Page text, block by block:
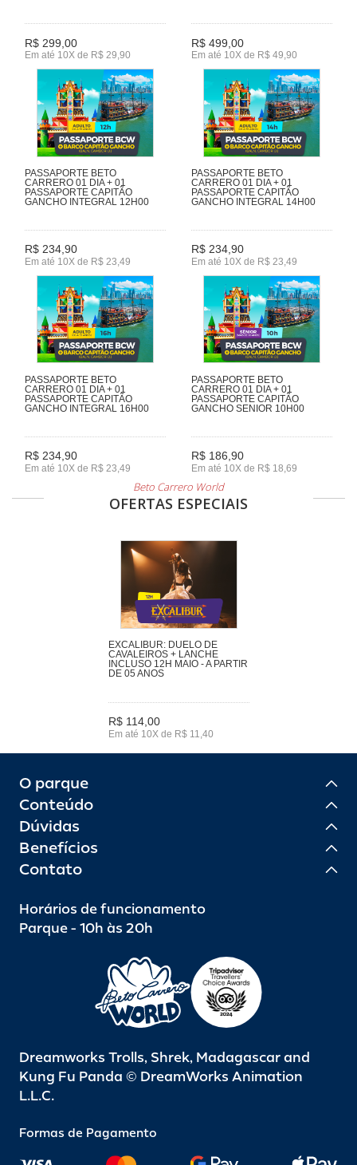
R$ 299,00
Em até 10X de R$ 29,90
R$ 499,00
Em até 10X de R$ 49,90
PASSAPORTE BETO
CARRERO 01 DIA + 01
PASSAPORTE CAPITÃO
GANCHO INTEGRAL 12H00
R$ 234,90
Em até 10X de R$ 23,49
PASSAPORTE BETO
CARRERO 01 DIA + 01
PASSAPORTE CAPITÃO
GANCHO INTEGRAL 14H00
R$ 234,90
Em até 10X de R$ 23,49
PASSAPORTE BETO
CARRERO 01 DIA + 01
PASSAPORTE CAPITÃO
GANCHO INTEGRAL 16H00
R$ 234,90
Em até 10X de R$ 23,49
PASSAPORTE BETO
CARRERO 01 DIA + 01
PASSAPORTE CAPITÃO
GANCHO SENIOR 10H00
R$ 186,90
Em até 10X de R$ 18,69
Beto Carrero World
OFERTAS ESPECIAIS
EXCALIBUR: DUELO DE
CAVALEIROS + LANCHE
INCLUSO 12H MAIO - A PARTIR
DE 05 ANOS
R$ 114,00
Em até 10X de R$ 11,40
O parque
Conteúdo
Dúvidas
Benefícios
Contato
Horários de funcionamento
Parque - 10h às 20h
Dreamworks Trolls, Shrek, Madagascar and
Kung Fu Panda © DreamWorks Animation
L.L.C.
Formas de Pagamento